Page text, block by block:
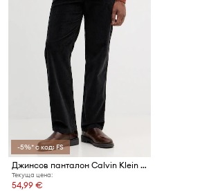
-5%* с код: FS
Джинсов панталон Calvin Klein Jeans
Текуща цена:
54,99 €